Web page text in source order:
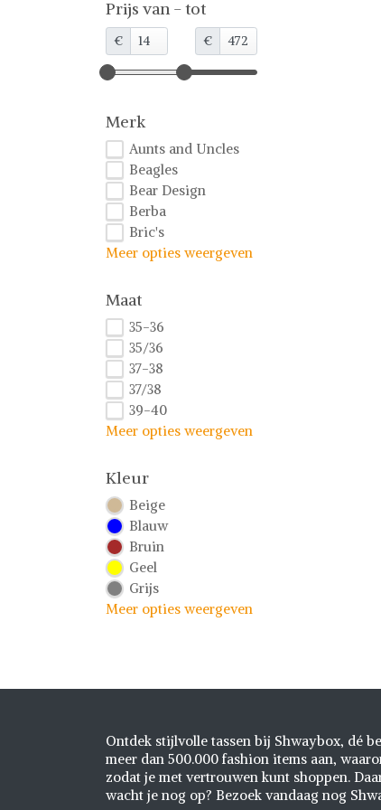
Prijs van - tot
€ €
Merk
Aunts and Uncles
Beagles
Bear Design
Berba
Bric's
Meer opties weergeven
Maat
35-36
35/36
37-38
37/38
39-40
Meer opties weergeven
Kleur
Beige
Blauw
Bruin
Geel
Grijs
Meer opties weergeven
Ontdek stijlvolle tassen bij Shwaybox, dé
meer dan 500.000 fashion items aan,
zodat je met vertrouwen kunt shoppen.
wacht je nog op? Bezoek vandaag nog